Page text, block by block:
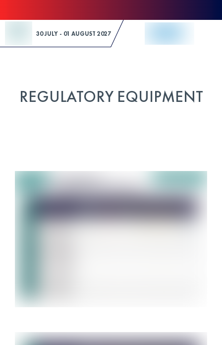
30 JULY - 01 AUGUST 2027
REGULATORY EQUIPMENT